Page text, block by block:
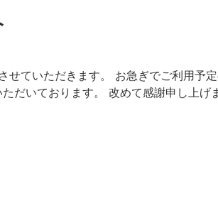
ていただきます。 お急ぎでご利用予
だいております。 改めて感謝申し上